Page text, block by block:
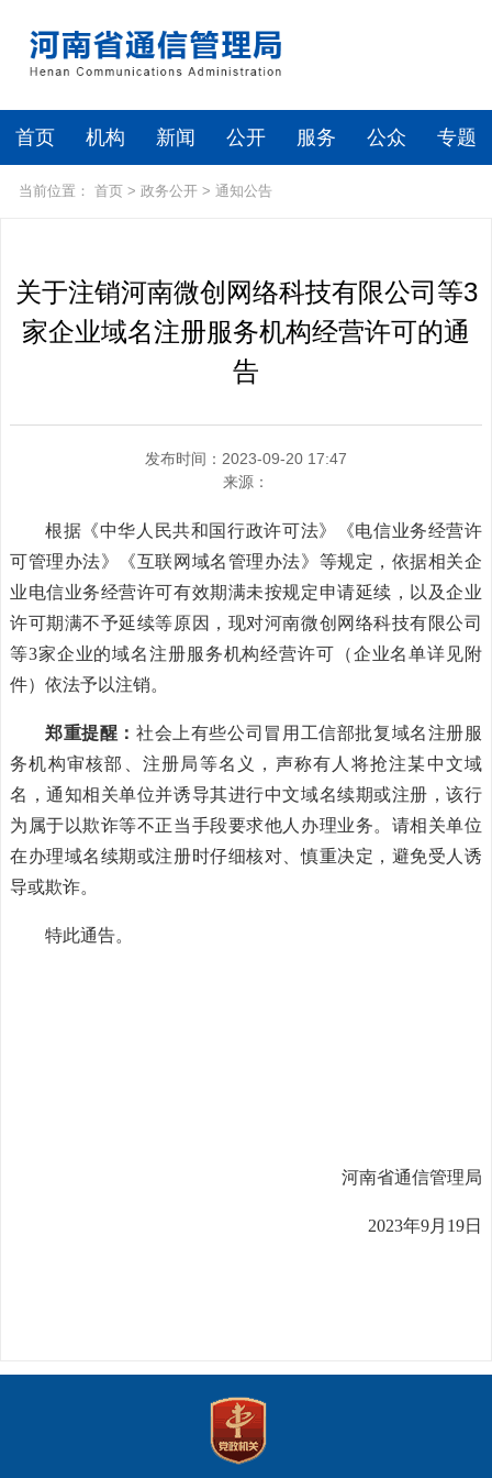
首页 机构 新闻 公开 服务 公众 专题
当前位置： 首页> 政务公开> 通知公告
关于注销河南微创网络科技有限公司等3
家企业域名注册服务机构经营许可的通
告
发布时间：2023-09-20 17:47
来源：
根据《中华人民共和国行政许可法》《电信业务经营许
可管理办法》《互联网域名管理办法》等规定，依据相关企
业电信业务经营许可有效期满未按规定申请延续，以及企业
许可期满不予延续等原因，现对河南微创网络科技有限公司
等3家企业的域名注册服务机构经营许可（企业名单详见附
件）依法予以注销。
郑重提醒：社会上有些公司冒用工信部批复域名注册服
务机构审核部、注册局等名义，声称有人将抢注某中文域
名，通知相关单位并诱导其进行中文域名续期或注册，该行
为属于以欺诈等不正当手段要求他人办理业务。请相关单位
在办理域名续期或注册时仔细核对、慎重决定，避免受人诱
导或欺诈。
特此通告。
河南省通信管理局
2023年9月19日